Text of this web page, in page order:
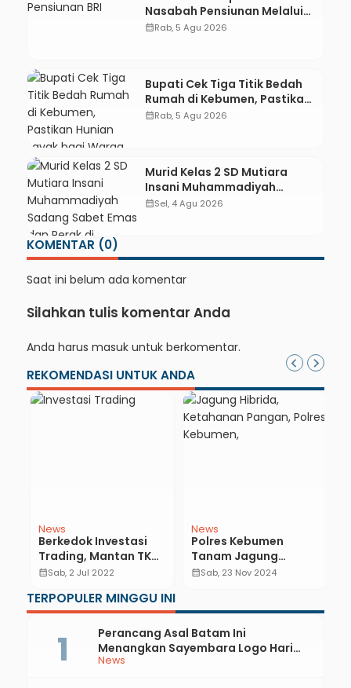
Nasabah Pensiunan Melalui
Pemeriksaan Kesehatan
calendar_monthRab, 5 Agu 2026
Bupati Cek Tiga Titik Bedah
Rumah di Kebumen, Pastikan
Hunian Layak bagi Warga
calendar_monthRab, 5 Agu 2026
Murid Kelas 2 SD Mutiara
Insani Muhammadiyah
Sadang Sabet Emas dan
calendar_monthSel, 4 Agu 2026
KOMENTAR (0)
Saat ini belum ada komentar
Silahkan tulis komentar Anda
Anda harus masuk untuk berkomentar.
REKOMENDASI UNTUK ANDA
News
Berkedok Investasi
Trading, Mantan TKW
Asal Puring Raup Rp
calendar_monthSab, 2 Jul 2022
News
Polres Kebumen
Tanam Jagung
Hibrida Dukung
calendar_monthSab, 23 Nov 2024
TERPOPULER MINGGU INI
News
Perancang Asal Batam Ini
Menangkan Sayembara Logo Hari
Jadi ke-397 Kabupaten Kebumen